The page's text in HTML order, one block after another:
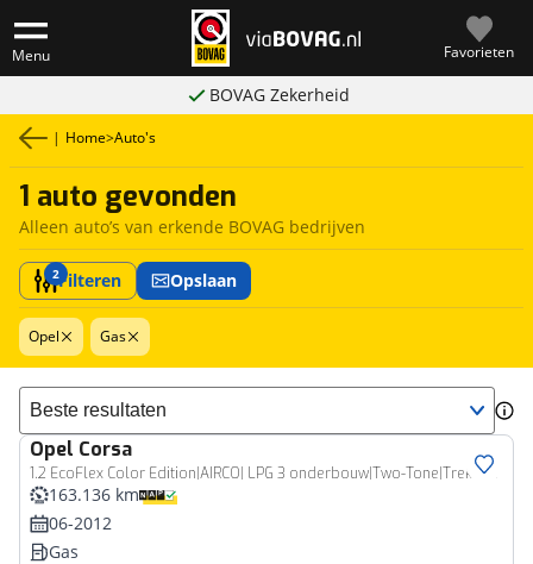
Menu Favorieten
BOVAG Zekerheid
| Home>Auto's
1 auto gevonden
Alleen auto’s van erkende BOVAG bedrijven
2Filteren Opslaan
Opel Gas
Sorteer resultaten
Opel Corsa
1.2 EcoFlex Color Edition|AIRCO| LPG 3 onderbouw|Two-Tone|Trekhaak|Navi
163.136 km
06-2012
Gas